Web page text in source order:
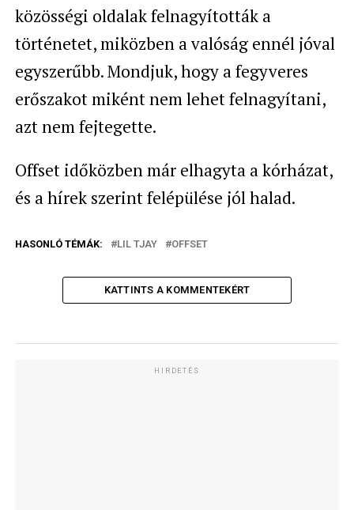
közösségi oldalak felnagyították a
történetet, miközben a valóság ennél jóval
egyszerűbb. Mondjuk, hogy a fegyveres
erőszakot miként nem lehet felnagyítani,
azt nem fejtegette.
Offset időközben már elhagyta a kórházat,
és a hírek szerint felépülése jól halad.
HASONLÓ TÉMÁK: LIL TJAY OFFSET
KATTINTS A KOMMENTEKÉRT
HIRDETÉS